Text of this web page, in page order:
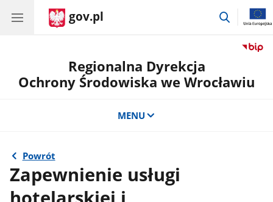
gov.pl
przejdź
Regionalna Dyrekcja
Ochrony Środowiska we Wrocławiu
MENU
Powrót
Zapewnienie usługi